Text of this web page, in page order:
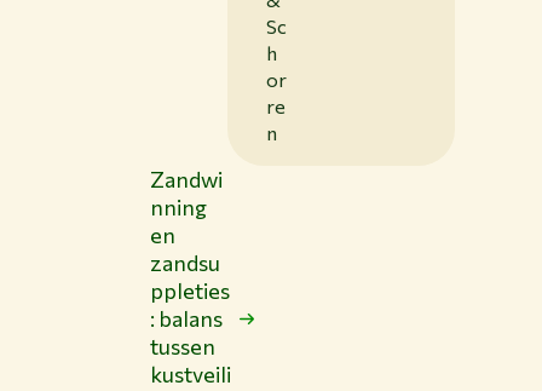
Sc
h
or
re
n
Zandwi
nning
en
zandsu
ppleties
: balans
tussen
kustveili